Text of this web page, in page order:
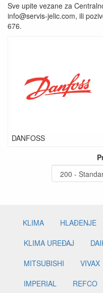
Sve upite vezane za
info@servis-jelic.com, ili
676.
DANFOSS
KLIMA HLAĐENJE
KLIMA UREĐAJ
MITSUBISHI
VIVAX
IMPERIAL
REFCO